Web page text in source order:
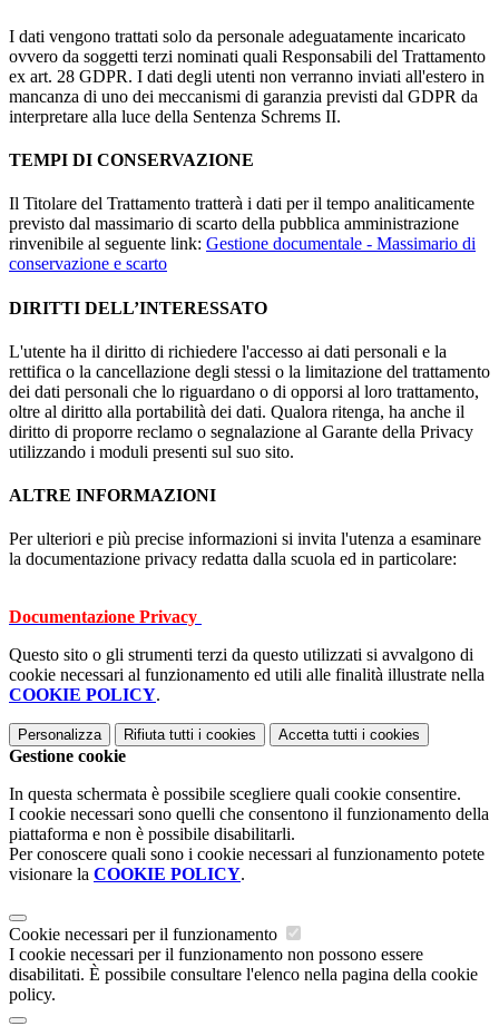
I dati vengono trattati solo da personale adeguatamente incaricato
ovvero da soggetti terzi nominati quali Responsabili del Trattamento
ex art. 28 GDPR. I dati degli utenti non verranno inviati all'estero in
mancanza di uno dei meccanismi di garanzia previsti dal GDPR da
interpretare alla luce della Sentenza Schrems II.
TEMPI DI CONSERVAZIONE
Il Titolare del Trattamento tratterà i dati per il tempo analiticamente
previsto dal massimario di scarto della pubblica amministrazione
rinvenibile al seguente link: Gestione documentale - Massimario di
conservazione e scarto
DIRITTI DELL’INTERESSATO
L'utente ha il diritto di richiedere l'accesso ai dati personali e la
rettifica o la cancellazione degli stessi o la limitazione del trattamento
dei dati personali che lo riguardano o di opporsi al loro trattamento,
oltre al diritto alla portabilità dei dati. Qualora ritenga, ha anche il
diritto di proporre reclamo o segnalazione al Garante della Privacy
utilizzando i moduli presenti sul suo sito.
ALTRE INFORMAZIONI
Per ulteriori e più precise informazioni si invita l'utenza a esaminare
la documentazione privacy redatta dalla scuola ed in particolare:
Documentazione Privacy
Questo sito o gli strumenti terzi da questo utilizzati si avvalgono di
cookie necessari al funzionamento ed utili alle finalità illustrate nella
COOKIE POLICY.
Personalizza Rifiuta tutti i cookies Accetta tutti i cookies
Gestione cookie
In questa schermata è possibile scegliere quali cookie consentire.
I cookie necessari sono quelli che consentono il funzionamento della
piattaforma e non è possibile disabilitarli.
Per conoscere quali sono i cookie necessari al funzionamento potete
visionare la COOKIE POLICY.
Cookie necessari per il funzionamento
I cookie necessari per il funzionamento non possono essere
disabilitati. È possibile consultare l'elenco nella pagina della cookie
policy.